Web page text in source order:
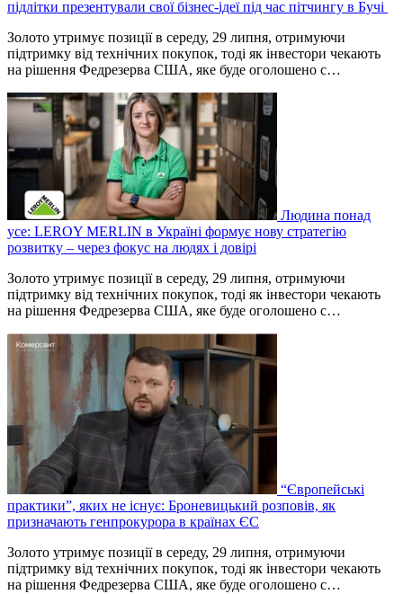
підлітки презентували свої бізнес-ідеї під час пітчингу в Бучі
Золото утримує позиції в середу, 29 липня, отримуючи
підтримку від технічних покупок, тоді як інвестори чекають
на рішення Федрезерва США, яке буде оголошено ‌с…
Людина понад
усе: LEROY MERLIN в Україні формує нову стратегію
розвитку – через фокус на людях і довірі
Золото утримує позиції в середу, 29 липня, отримуючи
підтримку від технічних покупок, тоді як інвестори чекають
на рішення Федрезерва США, яке буде оголошено ‌с…
“Європейські
практики”, яких не існує: Броневицький розповів, як
призначають генпрокурора в країнах ЄС
Золото утримує позиції в середу, 29 липня, отримуючи
підтримку від технічних покупок, тоді як інвестори чекають
на рішення Федрезерва США, яке буде оголошено ‌с…